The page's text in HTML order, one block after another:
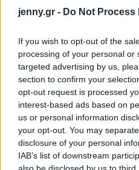
jenny.gr - Do Not
If you wish to opt-out of the
processing of your personal or
targeted advertising by us,
section to confirm your
opt-out request is processed
interest-based ads based on
us or personal information
your opt-out. You may
disclosure of your personal
IAB’s list of downstream